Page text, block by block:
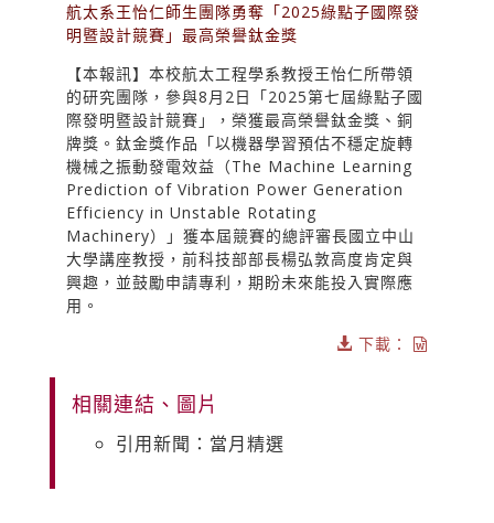
航太系王怡仁師生團隊勇奪「2025綠點子國際發
明暨設計競賽」最高榮譽鈦金獎
【本報訊】本校航太工程學系教授王怡仁所帶領
的研究團隊，參與8月2日「2025第七屆綠點子國
際發明暨設計競賽」，榮獲最高榮譽鈦金獎、銅
牌獎。鈦金獎作品「以機器學習預估不穩定旋轉
機械之振動發電效益（The Machine Learning
Prediction of Vibration Power Generation
Efficiency in Unstable Rotating
Machinery）」獲本屆競賽的總評審長國立中山
大學講座教授，前科技部部長楊弘敦高度肯定與
興趣，並鼓勵申請專利，期盼未來能投入實際應
用。
下載：
相關連結、圖片
引用新聞：當月精選